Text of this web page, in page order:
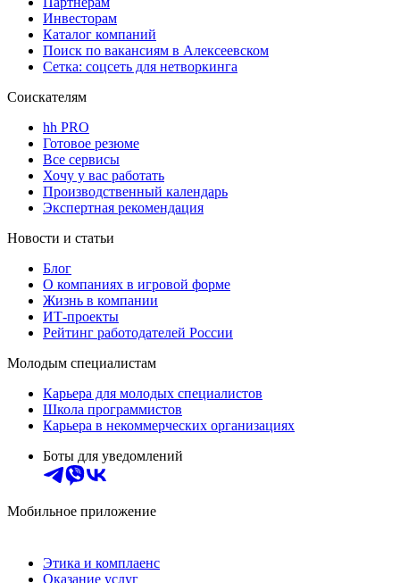
Инвесторам
Каталог компаний
Поиск по вакансиям в Алексеевском
Сетка: соцсеть для нетворкинга
Соискателям
hh PRO
Готовое резюме
Все сервисы
Хочу у вас работать
Производственный календарь
Экспертная рекомендация
Новости и статьи
Блог
О компаниях в игровой форме
Жизнь в компании
ИТ-проекты
Рейтинг работодателей России
Молодым специалистам
Карьера для молодых специалистов
Школа программистов
Карьера в некоммерческих организациях
Боты для уведомлений
Мобильное приложение
Этика и комплаенс
Оказание услуг